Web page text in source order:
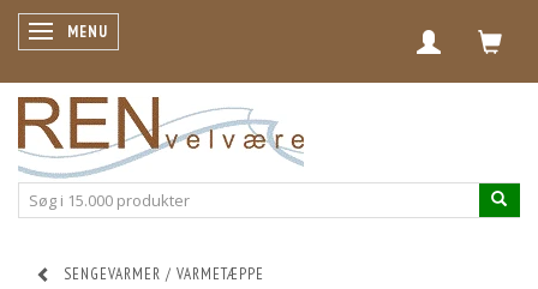
SKIFTE NAVIGATION
MENU
SENGEVARMER / VARMETÆPPE